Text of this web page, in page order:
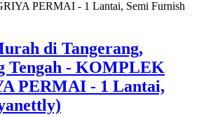
di Tangerang,
Tengah - KOMPLEK
PERMAI - 1 Lantai,